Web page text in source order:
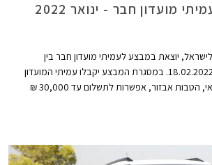
מועדון חבר - ינואר 2022
לישראל, יוצאת במבצע לעמיתי מועדון חבר בין
התאריכים 18.02.2022-21.01.2022. במסגרת המבצע יקבלו עמיתי המועדון
הנחות על מגוון דגמי יונדאי, הטבות אבזור, אפשרות לתשלום עד 30,000 ₪
תוצע הלוואה בתנאים מועדפים במסגרת תכנית
של יונדאי ברחבי הארץ.